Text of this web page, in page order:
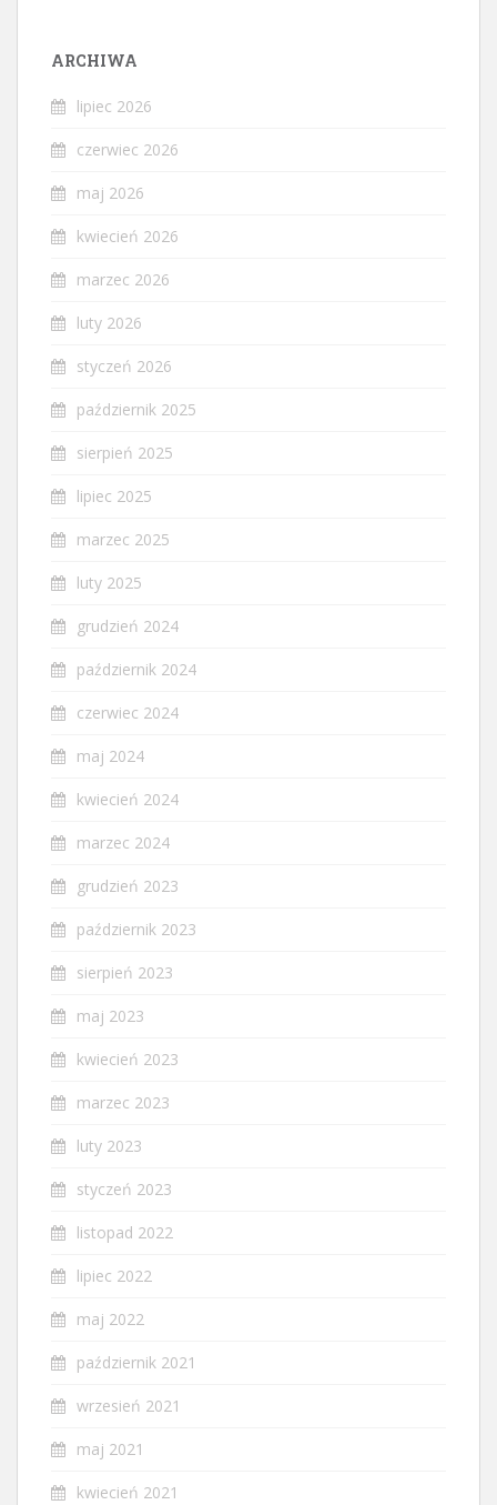
ARCHIWA
lipiec 2026
czerwiec 2026
maj 2026
kwiecień 2026
marzec 2026
luty 2026
styczeń 2026
październik 2025
sierpień 2025
lipiec 2025
marzec 2025
luty 2025
grudzień 2024
październik 2024
czerwiec 2024
maj 2024
kwiecień 2024
marzec 2024
grudzień 2023
październik 2023
sierpień 2023
maj 2023
kwiecień 2023
marzec 2023
luty 2023
styczeń 2023
listopad 2022
lipiec 2022
maj 2022
październik 2021
wrzesień 2021
maj 2021
kwiecień 2021